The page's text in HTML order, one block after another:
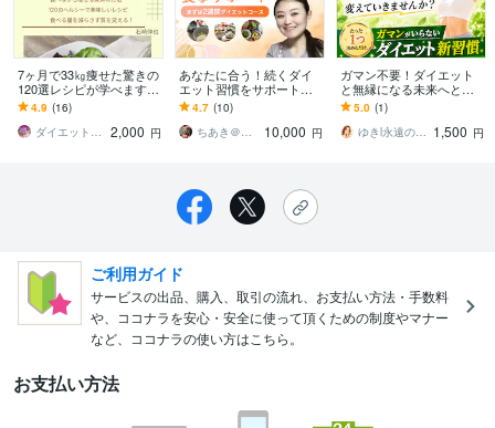
7ヶ月で33㎏痩せた驚きの
120選レシピが学べます
私が食べていた120個の痩
せ易い食材とそのレシピ
を大公開
4.9 (16)
ダイエットティーチャーやのへい
2,000 円
あなたに合う！続くダイ
エット習慣をサポートし
ます 管理栄養士があなた
のやる気スイッチをON
に！
4.7 (10)
ちあき＠元気ママサポート
10,000 円
ガマン不要！ダイエット
と無縁になる未来へと導
きます ムリせず自然と痩
せ始めるリバウンド知ら
ずの新習慣
5.0 (1)
ゆきl永遠のスリムを叶える専門家 1,500 円
ご利用ガイド
サービスの出品、購入、取引の流れ、お支払い方法・手数料
や、ココナラを安心・安全に使って頂くための制度やマナー
など、ココナラの使い方はこちら。
お支払い方法